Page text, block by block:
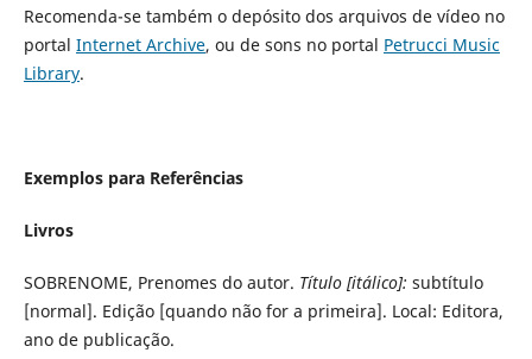
Recomenda-se também o depósito dos arquivos de vídeo no
portal Internet Archive, ou de sons no portal Petrucci Music
Library.
Exemplos para Referências
Livros
SOBRENOME, Prenomes do autor. Título [itálico]: subtítulo
[normal]. Edição [quando não for a primeira]. Local: Editora,
ano de publicação.